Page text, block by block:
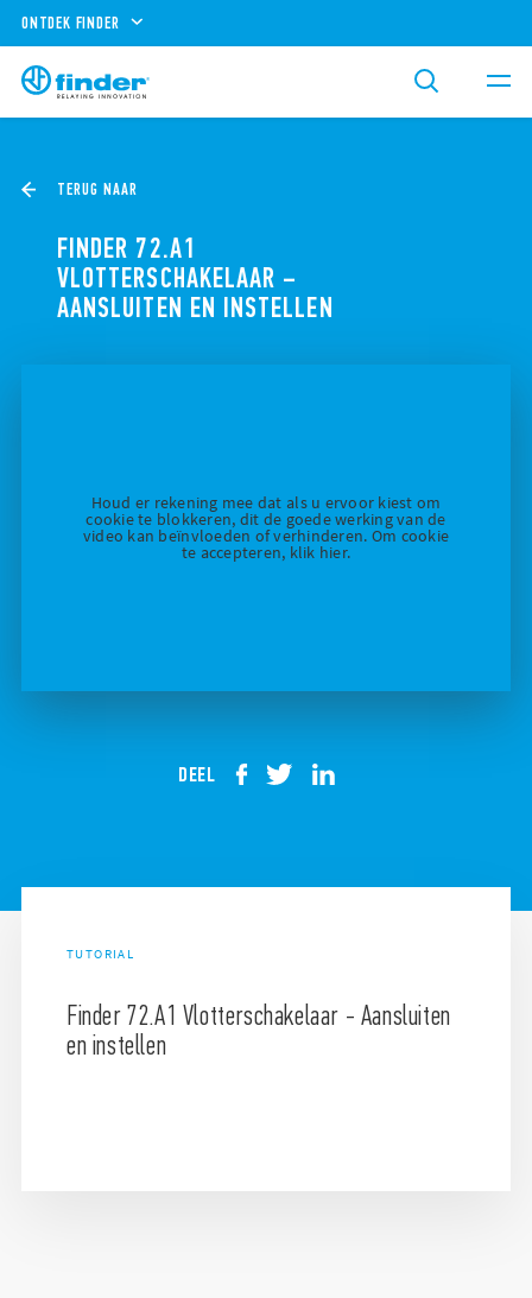
ONTDEK FINDER
TERUG NAAR
FINDER 72.A1
VLOTTERSCHAKELAAR –
AANSLUITEN EN INSTELLEN
Houd er rekening mee dat als u ervoor kiest om
cookie te blokkeren, dit de goede werking van de
video kan beïnvloeden of verhinderen. Om cookie
te accepteren, klik hier.
DEEL
TUTORIAL
Finder 72.A1 Vlotterschakelaar - Aansluiten
en instellen